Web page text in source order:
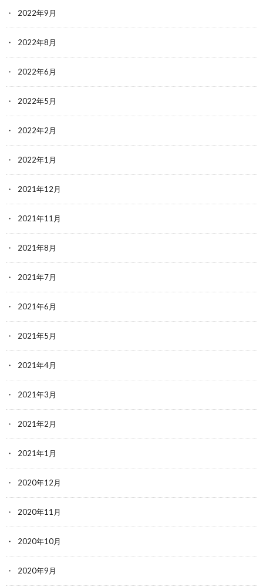
2022年9月
2022年8月
2022年6月
2022年5月
2022年2月
2022年1月
2021年12月
2021年11月
2021年8月
2021年7月
2021年6月
2021年5月
2021年4月
2021年3月
2021年2月
2021年1月
2020年12月
2020年11月
2020年10月
2020年9月